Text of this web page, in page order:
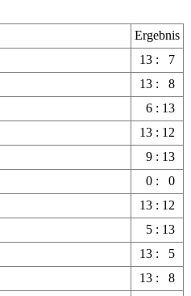
Ergebnis
13 : 7
13 : 8
6 : 13
13 : 12
9 : 13
0 : 0
13 : 12
5 : 13
13 : 5
13 : 8